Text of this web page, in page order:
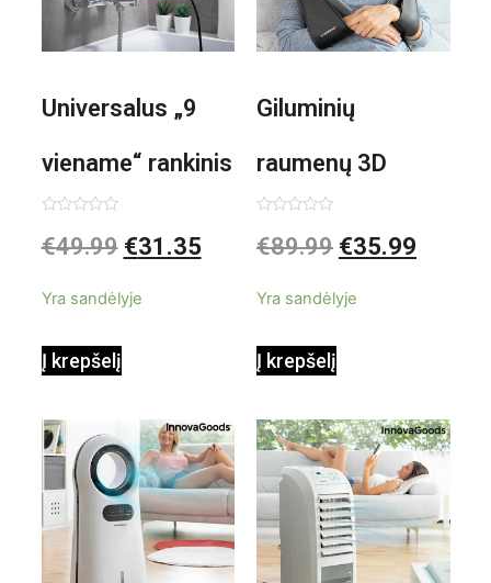
Universalus „9
viename“ rankinis
garintuvas su
0,35 L 3 Bar
1000W
0
iš
€49.99 €31.35
Yra sandėlyje
Į krepšelį
Giluminių
raumenų 3D
elektrinis
Shiatsu
0
iš
€89.99 €35.99
Yra sandėlyje
Į krepšelį